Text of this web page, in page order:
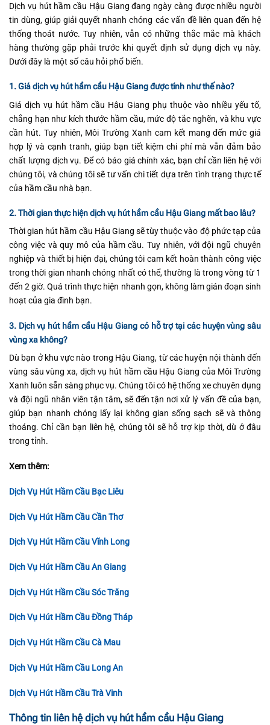
Dịch vụ hút hầm cầu Hậu Giang đang ngày càng được nhiều người
tin dùng, giúp giải quyết nhanh chóng các vấn đề liên quan đến hệ
thống thoát nước. Tuy nhiên, vẫn có những thắc mắc mà khách
hàng thường gặp phải trước khi quyết định sử dụng dịch vụ này.
Dưới đây là một số câu hỏi phổ biến.
1. Giá dịch vụ hút hầm cầu Hậu Giang được tính như thế nào?
Giá dịch vụ hút hầm cầu Hậu Giang phụ thuộc vào nhiều yếu tố,
chẳng hạn như kích thước hầm cầu, mức độ tắc nghẽn, và khu vực
cần hút. Tuy nhiên, Môi Trường Xanh cam kết mang đến mức giá
hợp lý và cạnh tranh, giúp bạn tiết kiệm chi phí mà vẫn đảm bảo
chất lượng dịch vụ. Để có báo giá chính xác, bạn chỉ cần liên hệ với
chúng tôi, và chúng tôi sẽ tư vấn chi tiết dựa trên tình trạng thực tế
của hầm cầu nhà bạn.
2. Thời gian thực hiện dịch vụ hút hầm cầu Hậu Giang mất bao lâu?
Thời gian hút hầm cầu Hậu Giang sẽ tùy thuộc vào độ phức tạp của
công việc và quy mô của hầm cầu. Tuy nhiên, với đội ngũ chuyên
nghiệp và thiết bị hiện đại, chúng tôi cam kết hoàn thành công việc
trong thời gian nhanh chóng nhất có thể, thường là trong vòng từ 1
đến 2 giờ. Quá trình thực hiện nhanh gọn, không làm gián đoạn sinh
hoạt của gia đình bạn.
3. Dịch vụ hút hầm cầu Hậu Giang có hỗ trợ tại các huyện vùng sâu
vùng xa không?
Dù bạn ở khu vực nào trong Hậu Giang, từ các huyện nội thành đến
vùng sâu vùng xa, dịch vụ hút hầm cầu Hậu Giang của Môi Trường
Xanh luôn sẵn sàng phục vụ. Chúng tôi có hệ thống xe chuyên dụng
và đội ngũ nhân viên tận tâm, sẽ đến tận nơi xử lý vấn đề của bạn,
giúp bạn nhanh chóng lấy lại không gian sống sạch sẽ và thông
thoáng. Chỉ cần bạn liên hệ, chúng tôi sẽ hỗ trợ kịp thời, dù ở đâu
trong tỉnh.
Xem thêm:
Dịch Vụ Hút Hầm Cầu Bạc Liêu
Dịch Vụ Hút Hầm Cầu Cần Thơ
Dịch Vụ Hút Hầm Cầu Vĩnh Long
Dịch Vụ Hút Hầm Cầu An Giang
Dịch Vụ Hút Hầm Cầu Sóc Trăng
Dịch Vụ Hút Hầm Cầu Đồng Tháp
Dịch Vụ Hút Hầm Cầu Cà Mau
Dịch Vụ Hút Hầm Cầu Long An
Dịch Vụ Hút Hầm Cầu Trà Vinh
Thông tin liên hệ dịch vụ hút hầm cầu Hậu Giang